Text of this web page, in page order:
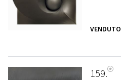
VENDUTO
159